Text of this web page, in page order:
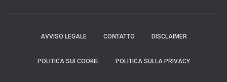
AVVISO LEGALE CONTATTO DISCLAIMER
POLITICA SUI COOKIE POLITICA SULLA PRIVACY